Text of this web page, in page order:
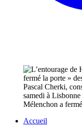
Pascal Cherki,
samedi à
Mélenchon a
Accueil